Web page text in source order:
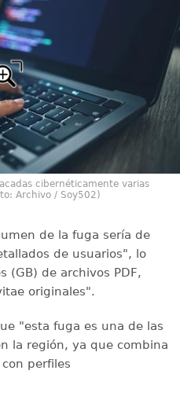
cibernéticamente varias
Archivo / Soy502)
de la fuga sería de
de usuarios", lo
(GB) de archivos PDF,
originales".
"esta fuga es una de las
la región, ya que combina
perfiles